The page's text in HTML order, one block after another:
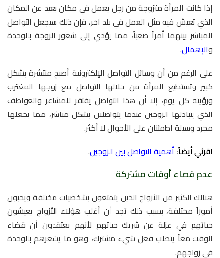
إذا كانت المرأة متزوجة من رجل يعمل في مكان بعيد عن المكان
الذي تعيش فيه مثل العمل في بلد آخر، فإن ذلك سيجعل التواصل
المباشر بينهما أمراً صعباً، مما يؤدي إلى شعور الزوجة بالوحدة
والإهمال.
على الرغم من أن وسائل التواصل الإلكترونية أصبح منتشرة بشكل
كبير وتستطيع المرأة من خلالها التواصل مع زوجها المغترب
ورؤيته كل يوم، إلا أن هذا التواصل يفتقر للمشاعر والعواطف
الذي يتبادلها الزوجين عندما يتواصلان بشكل مباشر، مما يجعلها
مجرد وسيلة اطمئنان على الأحوال لا أكثر.
اقرئي أيضاً: أهمية التواصل بين الزوجين.
عدم قضاء أوقات مشتركة
هنالك الكثير من الأزواج الذين يتمتعون بشخصيات مختلفة ويحبون
أموراً مختلفة، بسبب ذلك تجد أن أغلب هؤلاء الأزواج يعيشون
حياتهم في عزلة عن شريك حياتهم لأنهم يعتقدون أن قضاء
الوقت معاً يتطلب فعل شيء مشترك، وهو ما يشعرهم بالوحدة
في زواجهم.